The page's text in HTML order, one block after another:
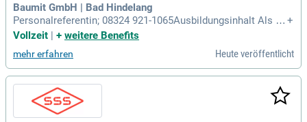
Baumit GmbH | Bad Hindelang
Personalreferentin; 08324 921-1065Ausbildungsinhalt Als Fa
chkraft für Lagerlogistik sorgst du dafür, dass unsere herge
t dich.
+
Vollzeit | + weitere Benefits
mehr erfahren Heute veröffentlicht